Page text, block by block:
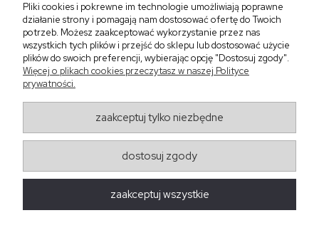
Sukienka z falbaną i
bufiastym rękawem w
405,30 zł
Sukienka z dekoltem w
299,00 zł
‹
Regulaminy
Obsługa zamówień
Pliki cookies i pokrewne im technologie umożliwiają poprawne
działanie strony i pomagają nam dostosować ofertę do Twoich
potrzeb. Możesz zaakceptować wykorzystanie przez nas
wszystkich tych plików i przejść do sklepu lub dostosować użycie
plików do swoich preferencji, wybierając opcję "Dostosuj zgody".
Więcej o plikach cookies przeczytasz w naszej Polityce
prywatności.
zaakceptuj tylko niezbędne
dostosuj zgody
zaakceptuj wszystkie